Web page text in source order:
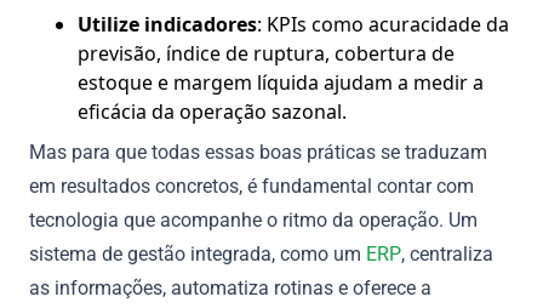
Utilize indicadores: KPIs como acuracidade da
previsão, índice de ruptura, cobertura de
estoque e margem líquida ajudam a medir a
eficácia da operação sazonal.
Mas para que todas essas boas práticas se traduzam
em resultados concretos, é fundamental contar com
tecnologia que acompanhe o ritmo da operação. Um
sistema de gestão integrada, como um ERP, centraliza
as informações, automatiza rotinas e oferece a